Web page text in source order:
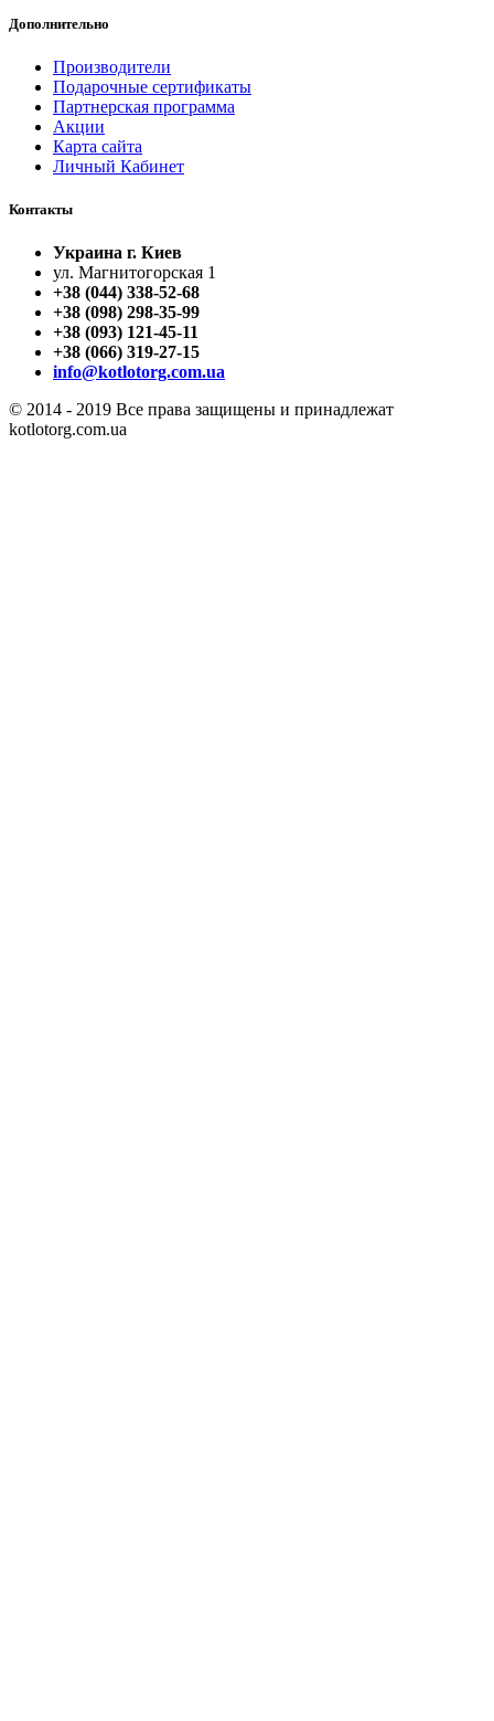
Дополнительно
Производители
Подарочные сертификаты
Партнерская программа
Акции
Карта сайта
Личный Кабинет
Контакты
Украина г. Киев
ул. Магнитогорская 1
+38 (044) 338-52-68
+38 (098) 298-35-99
+38 (093) 121-45-11
+38 (066) 319-27-15
info@kotlotorg.com.ua
© 2014 - 2019 Все права защищены и принадлежат
kotlotorg.com.ua